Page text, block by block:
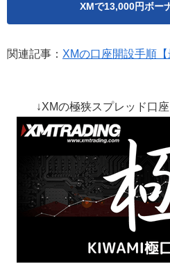
XMで13,000円ボー
関連記事： XMの口座開設手順【
↓XMの極狭スプレッド口